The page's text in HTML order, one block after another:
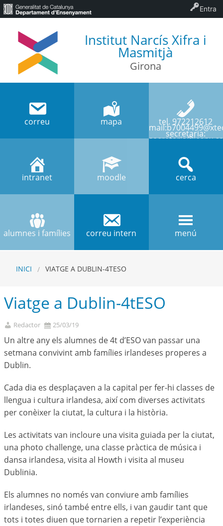
Institut Narcís Xifra i
Masmitjà
Girona
correu mapa tel. 972212612
secretaria:
intranet moodle cerca
alumnes i famílies correu intern menú
INICI VIATGE A DUBLIN-4TESO
Viatge a Dublin-4tESO
Redactor 25/03/19
Un altre any els alumnes de 4t d’ESO van passar una
setmana convivint amb famílies irlandeses properes a
Dublin.
Cada dia es desplaçaven a la capital per fer-hi classes de
llengua i cultura irlandesa, així com diverses activitats
per conèixer la ciutat, la cultura i la història.
Les activitats van incloure una visita guiada per la ciutat,
una photo challenge, una classe pràctica de música i
dansa irlandesa, visita al Howth i visita al museu
Dublinia.
Els alumnes no només van conviure amb famílies
irlandeses, sinó també entre ells, i van gaudir tant que
tots i totes diuen que tornarien a repetir l’experiència
Entra